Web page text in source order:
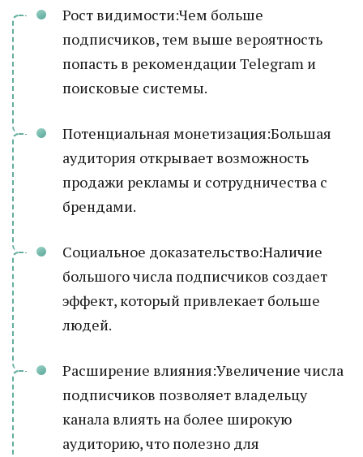
Рост видимости:Чем больше
подписчиков, тем выше вероятность
попасть в рекомендации Telegram и
поисковые системы.
Потенциальная монетизация:Большая
аудитория открывает возможность
продажи рекламы и сотрудничества с
брендами.
Социальное доказательство:Наличие
большого числа подписчиков создает
эффект, который привлекает больше
людей.
Расширение влияния:Увеличение числа
подписчиков позволяет владельцу
канала влиять на более широкую
аудиторию, что полезно для